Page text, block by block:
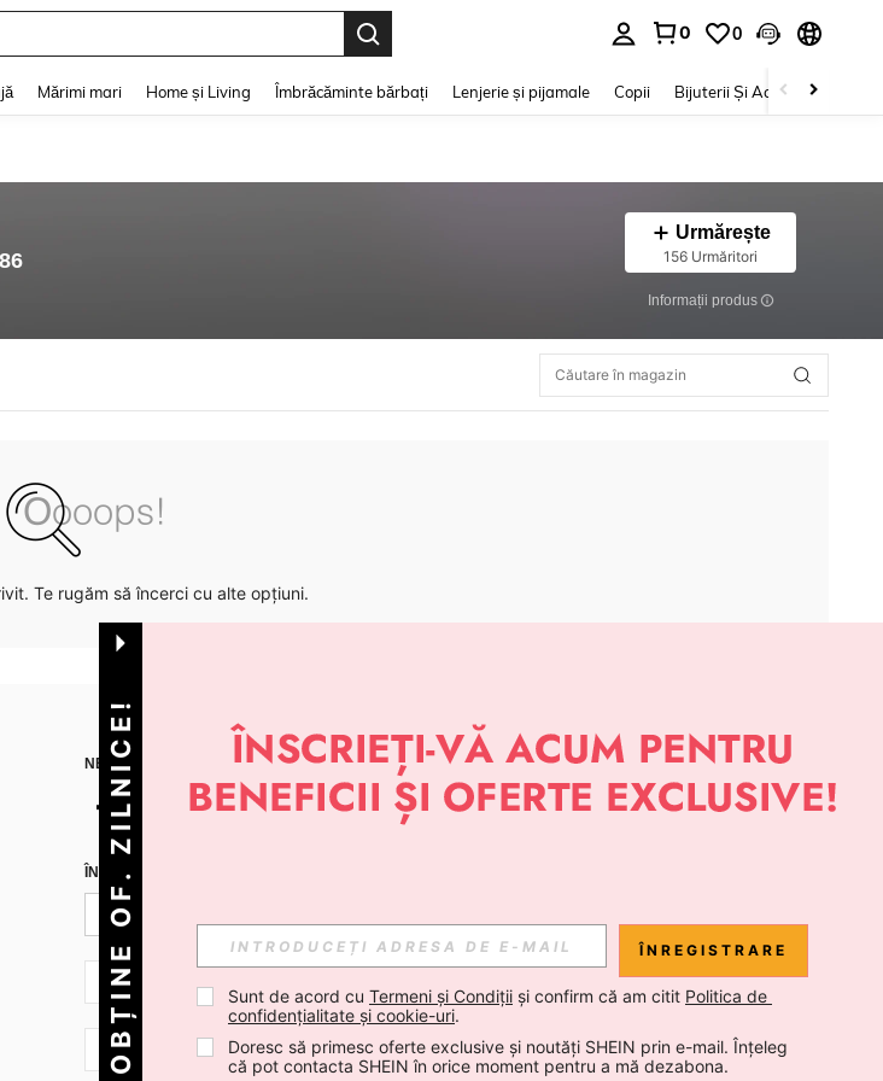
0 0
Mărimi mari Home și Living Îmbrăcăminte bărbați Lenjerie și pijamale Copii Bijuterii Și Accesorii
Urmărește
156 Urmăritori
Informații produs
Te rugăm să încerci cu alte opțiuni.
NE GĂSEȘTI PE APLICAȚIE
ÎNREGISTREAZĂ-TE PENTRU A PRIMI NOUTĂȚI DESPRE STIL DE LA SHEIN
RO + 40 Abonare
RO + 40 Abonare
OBȚINE OF. ZILNICE! ÎNREGISTRARE
Sunt de acord cu Termeni și Condiții și confirm că am citit Politica de
confidențialitate și cookie-uri.
Doresc să primesc oferte exclusive și noutăți SHEIN prin e-mail. Înțeleg
că pot contacta SHEIN în orice moment pentru a mă dezabona.